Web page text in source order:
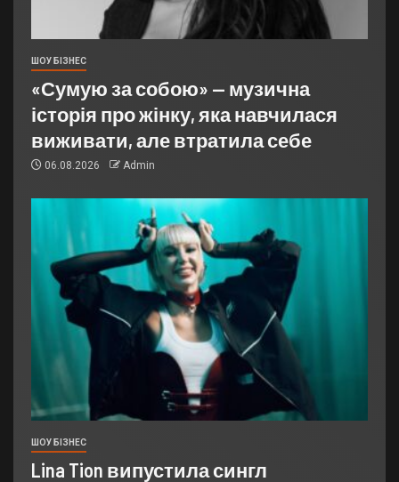
ШОУ БІЗНЕС
«Сумую за собою» — музична
історія про жінку, яка навчилася
виживати, але втратила себе
06.08.2026 Admin
ШОУ БІЗНЕС
Lina Tion випустила сингл